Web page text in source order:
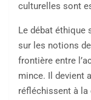
culturelles sont
Le débat éthique
sur les notions
frontière entre
mince. Il devient
réfléchissent à la